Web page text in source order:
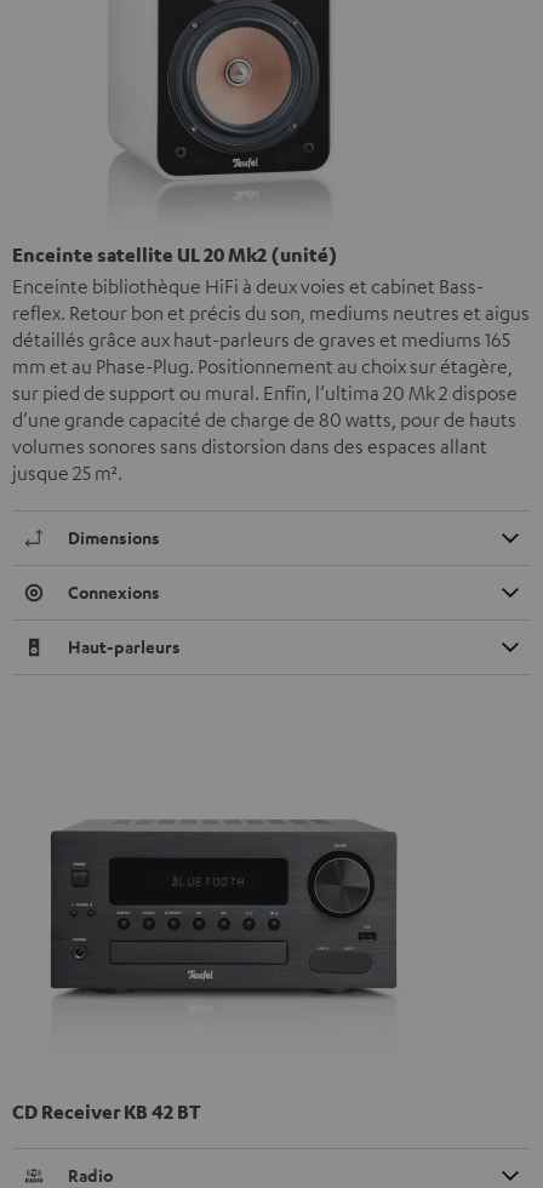
Enceinte satellite UL 20 Mk2 (unité)
Enceinte bibliothèque HiFi à deux voies et cabinet Bass-
reflex. Retour bon et précis du son, mediums neutres et aigus
détaillés grâce aux haut-parleurs de graves et mediums 165
mm et au Phase-Plug. Positionnement au choix sur étagère,
sur pied de support ou mural. Enfin, l’ultima 20 Mk 2 dispose
d’une grande capacité de charge de 80 watts, pour de hauts
volumes sonores sans distorsion dans des espaces allant
jusque 25 m².
Dimensions
Connexions
Haut-parleurs
CD Receiver KB 42 BT
Radio